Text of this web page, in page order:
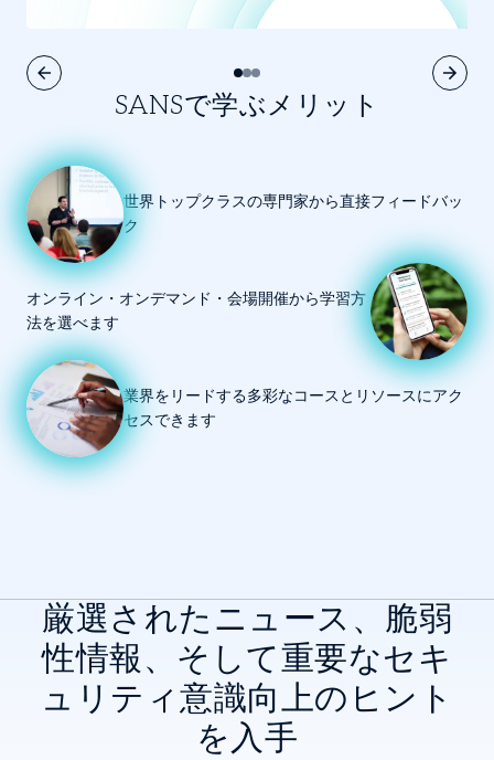
SANSで学ぶメリット
世界トップクラスの専門家から直接フィードバッ
ク
オンライン・オンデマンド・会場開催から学習方
法を選べます
業界をリードする多彩なコースとリソースにアク
セスできます
厳選されたニュース、脆弱
性情報、そして重要なセキ
ュリティ意識向上のヒント
を入手